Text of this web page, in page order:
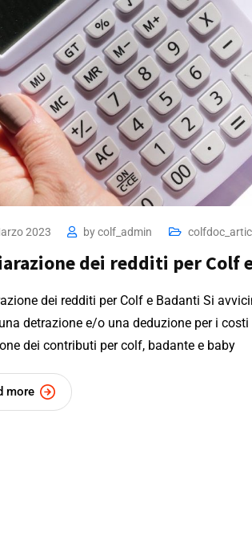
2023 bycolf_admin
dei redditi per Colf
dei redditi per Colf e Badanti Si
detrazione e/o una deduzione per i
dei contributi per colf, badante e baby
more